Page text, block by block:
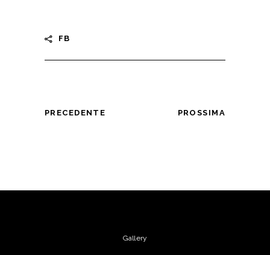
FB
PRECEDENTE PROSSIMA
Gallery